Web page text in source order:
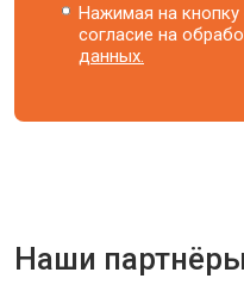
Нажимая на
согласие на
данных.
Наши партнёры